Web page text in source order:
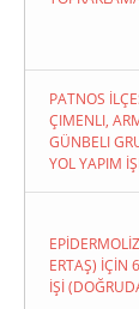
PATNOS
ÇIMENLI,
GÜNBELI
YOL YAPIM
ERTAŞ) İÇİN
İŞİ